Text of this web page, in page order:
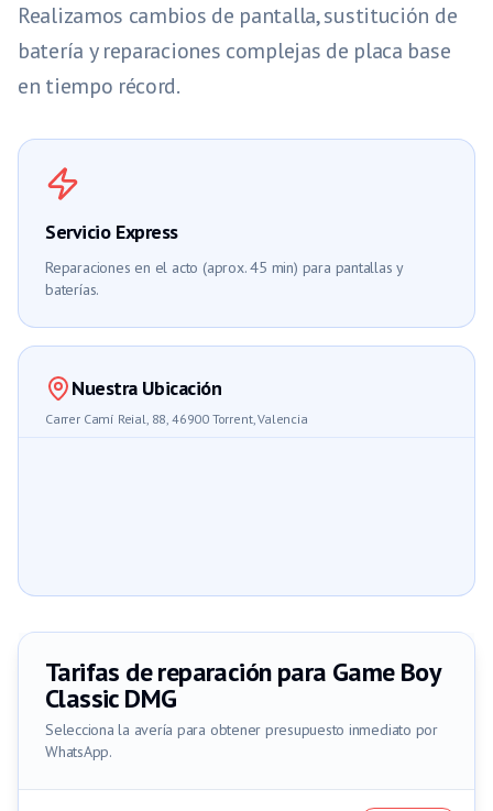
Realizamos cambios de pantalla, sustitución de
batería y reparaciones complejas de placa base
en tiempo récord.
Servicio Express
Reparaciones en el acto (aprox. 45 min) para pantallas y
baterías.
Nuestra Ubicación
Carrer Camí Reial, 88, 46900 Torrent, Valencia
Tarifas de reparación para Game Boy
Classic DMG
Selecciona la avería para obtener presupuesto inmediato por
WhatsApp.